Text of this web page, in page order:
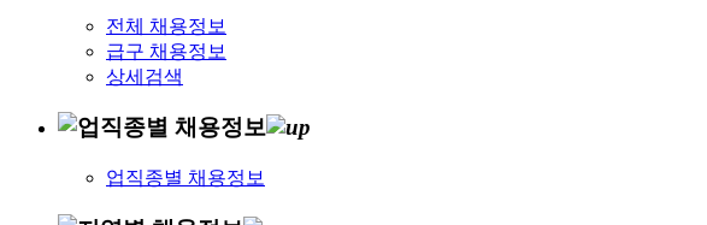
전체 채용정보
급구 채용정보
상세검색
업직종별 채용정보